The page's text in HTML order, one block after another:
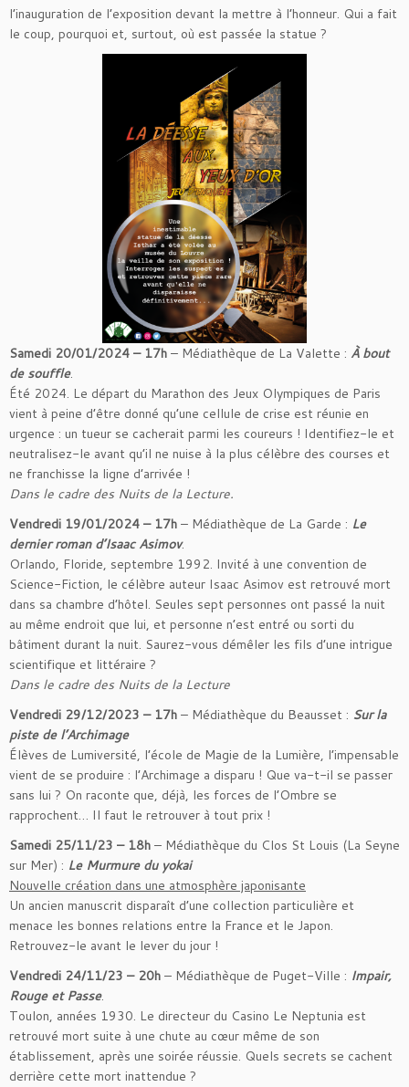
l’inauguration de l’exposition devant la mettre à l’honneur. Qui a fait
le coup, pourquoi et, surtout, où est passée la statue ?
Samedi 20/01/2024 – 17h – Médiathèque de La Valette : À bout
de souffle.
Été 2024. Le départ du Marathon des Jeux Olympiques de Paris
vient à peine d’être donné qu’une cellule de crise est réunie en
urgence : un tueur se cacherait parmi les coureurs ! Identifiez-le et
neutralisez-le avant qu’il ne nuise à la plus célèbre des courses et
ne franchisse la ligne d’arrivée !
Dans le cadre des Nuits de la Lecture.
Vendredi 19/01/2024 – 17h – Médiathèque de La Garde : Le
dernier roman d’Isaac Asimov.
Orlando, Floride, septembre 1992. Invité à une convention de
Science-Fiction, le célèbre auteur Isaac Asimov est retrouvé mort
dans sa chambre d’hôtel. Seules sept personnes ont passé la nuit
au même endroit que lui, et personne n’est entré ou sorti du
bâtiment durant la nuit. Saurez-vous démêler les fils d’une intrigue
scientifique et littéraire ?
Dans le cadre des Nuits de la Lecture
Vendredi 29/12/2023 – 17h – Médiathèque du Beausset : Sur la
piste de l’Archimage
Élèves de Lumiversité, l’école de Magie de la Lumière, l’impensable
vient de se produire : l’Archimage a disparu ! Que va-t-il se passer
sans lui ? On raconte que, déjà, les forces de l’Ombre se
rapprochent… Il faut le retrouver à tout prix !
Samedi 25/11/23 – 18h – Médiathèque du Clos St Louis (La Seyne
sur Mer) : Le Murmure du yokai
Nouvelle création dans une atmosphère japonisante
Un ancien manuscrit disparaît d’une collection particulière et
menace les bonnes relations entre la France et le Japon.
Retrouvez-le avant le lever du jour !
Vendredi 24/11/23 – 20h – Médiathèque de Puget-Ville : Impair,
Rouge et Passe.
Toulon, années 1930. Le directeur du Casino Le Neptunia est
retrouvé mort suite à une chute au cœur même de son
établissement, après une soirée réussie. Quels secrets se cachent
derrière cette mort inattendue ?